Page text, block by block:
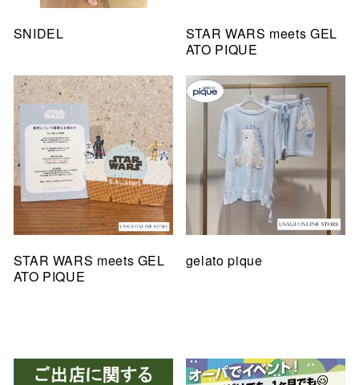
SNIDEL
STAR WARS meets GEL
ATO PIQUE
STAR WARS meets GEL
ATO PIQUE
gelato pique